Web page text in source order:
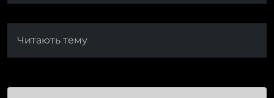
Читають тему